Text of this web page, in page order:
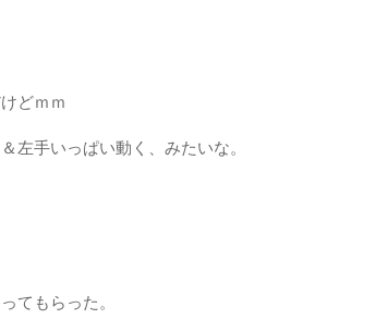
どｍｍ
左手いっぱい動く、みたいな。
てもらった。